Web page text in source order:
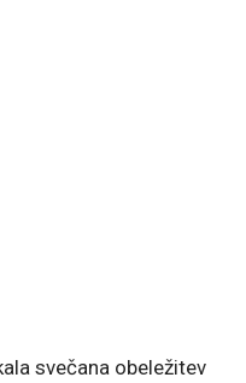
svečana obeležitev